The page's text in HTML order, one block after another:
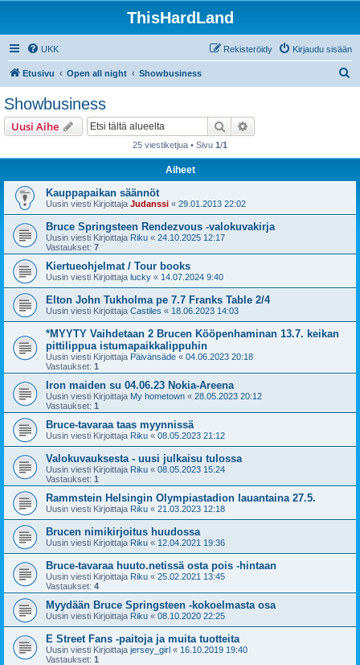
ThisHardLand
UKK Kirjaudu sisään
Rekisteröidy
Etusivu Open all night Showbusiness
Showbusiness
Uusi Aihe Etsi
25 viestiketjua • Sivu 1/1
Aiheet
Kauppapaikan säännöt
Uusin viesti Kirjoittaja Judanssi « 29.01.2013 22:02
Bruce Springsteen Rendezvous -valokuvakirja
Uusin viesti Kirjoittaja Riku « 24.10.2025 12:17
Vastaukset: 7
Kiertueohjelmat / Tour books
Uusin viesti Kirjoittaja lucky « 14.07.2024 9:40
Elton John Tukholma pe 7.7 Franks Table 2/4
Uusin viesti Kirjoittaja Castiles « 18.06.2023 14:03
*MYYTY Vaihdetaan 2 Brucen Kööpenhaminan 13.7. keikan
pittilippua istumapaikkalippuhin
Uusin viesti Kirjoittaja Päivänsäde « 04.06.2023 20:18
Vastaukset: 1
Iron maiden su 04.06.23 Nokia-Areena
Uusin viesti Kirjoittaja My hometown « 28.05.2023 20:12
Vastaukset: 1
Bruce-tavaraa taas myynnissä
Uusin viesti Kirjoittaja Riku « 08.05.2023 21:12
Valokuvauksesta - uusi julkaisu tulossa
Uusin viesti Kirjoittaja Riku « 08.05.2023 15:24
Vastaukset: 1
Rammstein Helsingin Olympiastadion lauantaina 27.5.
Uusin viesti Kirjoittaja Riku « 21.03.2023 12:18
Brucen nimikirjoitus huudossa
Uusin viesti Kirjoittaja Riku « 12.04.2021 19:36
Bruce-tavaraa huuto.netissä osta pois -hintaan
Uusin viesti Kirjoittaja Riku « 25.02.2021 13:45
Vastaukset: 4
Myydään Bruce Springsteen -kokoelmasta osa
Uusin viesti Kirjoittaja Riku « 08.10.2020 22:25
E Street Fans -paitoja ja muita tuotteita
Uusin viesti Kirjoittaja jersey_girl « 16.10.2019 19:40
Vastaukset: 1